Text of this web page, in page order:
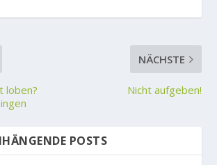
loben?
NÄCHSTE
Nicht aufgeben!
POSTS